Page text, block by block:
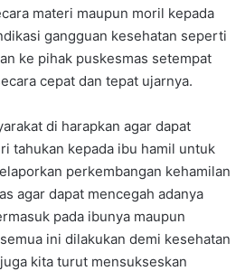
materi maupun moril kepada
gangguan kesehatan seperti
ke pihak puskesmas setempat
cepat dan tepat ujarnya.
di harapkan agar dapat
tahukan kepada ibu hamil untuk
perkembangan kehamilan
agar dapat mencegah adanya
pada ibunya maupun
ini dilakukan demi kesehatan
kita turut mensukseskan